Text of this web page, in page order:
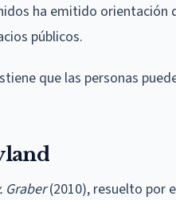
ha emitido orientación
públicos.
que las personas
Graber(2010), resuelto por